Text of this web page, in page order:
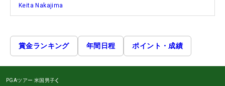
Keita Nakajima
賞金ランキング 年間日程 ポイント・成績
PGAツアー 米国男子